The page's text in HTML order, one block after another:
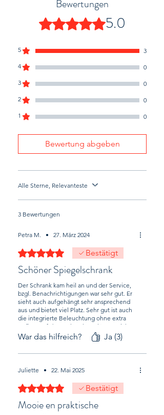
Bewertungen
Mit 5 von 5 Sternen bewertet.
5.0
5
3
4
0
3
0
2
0
1
0
Bewertung abgeben
Alle Sterne, Relevanteste
3 Bewertungen
Petra M. • 27. März 2024
Mit 5 von 5 Sternen bewertet.
Bestätigt
Schöner Spiegelschrank
Der Schrank kam heil an und der Service,
bzgl. Benachrichtigungen war sehr gut. Er
sieht auch aufgehängt sehr ansprechend
aus und bietet viel Platz. Sehr gut ist auch
die integrierte Beleuchtung ohne extra
Aufbau auf dem Schrank. So lässt er sich
ohne Kletteraktionen bequem abstauben
und putzen. Alles in allem ein guter
War das hilfreich? Ja (3)
Juliette • 22. Mai 2025
Mit 5 von 5 Sternen bewertet.
Bestätigt
Mooie en praktische